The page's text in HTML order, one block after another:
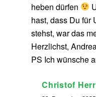
heben dürfen
hast, dass Du für
stehst, war das
Herzlichst,
PS Ich wünsche
Christof